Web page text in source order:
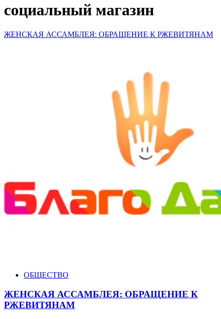
социальный магазин
ЖЕНСКАЯ АССАМБЛЕЯ: ОБРАЩЕНИЕ К РЖЕВИТЯНАМ
ОБЩЕСТВО
ЖЕНСКАЯ АССАМБЛЕЯ: ОБРАЩЕНИЕ К
РЖЕВИТЯНАМ